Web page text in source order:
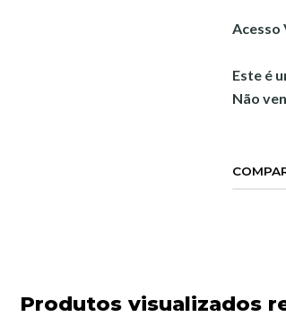
Acesso
Este é
Não
Produtos visualizados